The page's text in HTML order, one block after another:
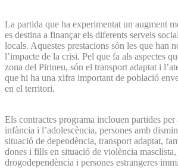
La partida que ha experimentat un augment
es destina a finançar els diferents serveis
locals. Aquestes prestacions són les que han
l’impacte de la crisi. Pel que fa als aspectes
zona del Pirineu, són el transport adaptat i
que hi ha una xifra important de població
en el territori.
Els contractes programa inclouen partides per
infància i l’adolescència, persones amb
situació de dependència, transport adaptat,
dones i fills en situació de violència masclista,
drogodependència i persones estrangeres